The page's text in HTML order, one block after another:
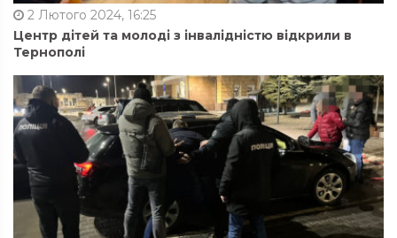
2 Лютого 2024, 16:25
Центр дітей та молоді з інвалідністю відкрили в
Тернополі